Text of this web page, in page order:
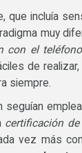
incluía
muy
con el teléfono
de
siempre.
certificación
vez más